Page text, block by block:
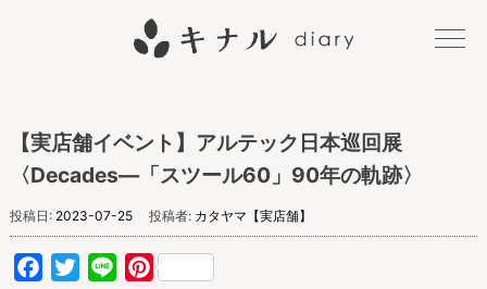
diary
【実店舗イベント】アルテック日本巡回展
〈Decades―「スツール60」90年の軌跡〉
投稿日: 2023-07-25 投稿者: カタヤマ【実店舗】
FacebookTwitterLine Pinterest